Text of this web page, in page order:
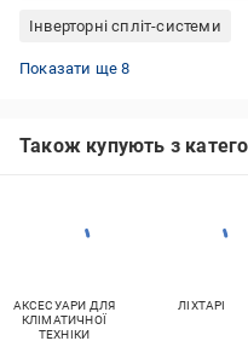
Інверторні спліт-системи
Кондиціонери мобільні 7 btu
Кондиціонери інверторні
Кондиціонери мобільні 12 btu
Мобільні кондиціонери
Кондиціонери інверторні Gree
Інверторні кондиціонери
Кондиціонери інверторні
Кондиціонери мобільні
Показати ще 8
Також купують з
АКСЕСУАРИ ДЛЯ
КЛІМАТИЧНОЇ
ТЕХНІКИ
ЛІХТАРІ